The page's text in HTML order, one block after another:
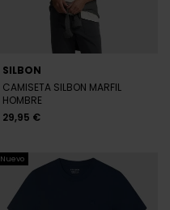
SILBON
CAMISETA SILBON MARFIL
HOMBRE
29,95 €
Nuevo